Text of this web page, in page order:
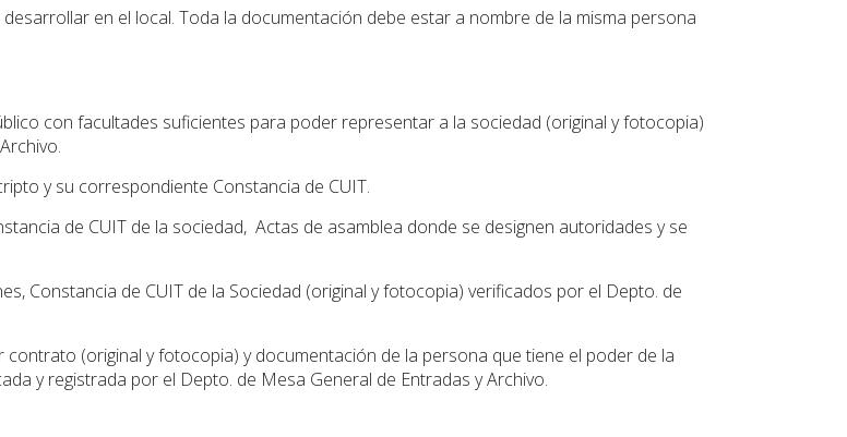
en el local. Toda la documentación debe estar a nombre de la misma persona
con facultades suficientes para poder representar a la sociedad (original y fotocopia)
y su correspondiente Constancia de CUIT.
de CUIT de la sociedad, Actas de asamblea donde se designen autoridades y se
Constancia de CUIT de la Sociedad (original y fotocopia) verificados por el Depto. de
(original y fotocopia) y documentación de la persona que tiene el poder de la
y registrada por el Depto. de Mesa General de Entradas y Archivo.